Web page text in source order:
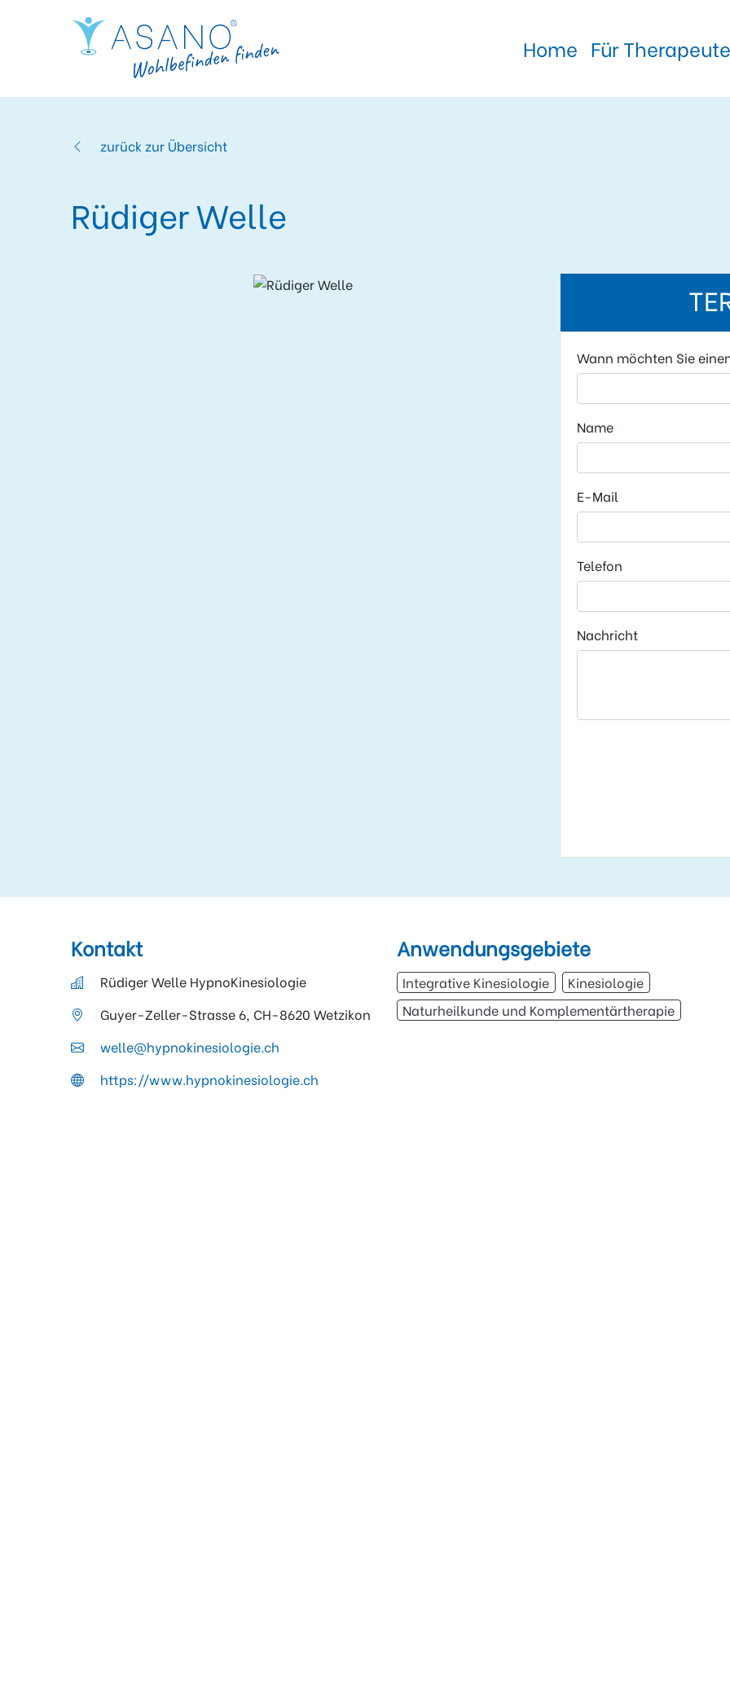
Home Für
zurück zur Übersicht
Rüdiger Welle
Wann möchten Sie
Name
E-Mail
Telefon
Nachricht
Kontakt
Rüdiger Welle HypnoKinesiologie
Guyer-Zeller-Strasse 6, CH-8620 Wetzikon
welle@hypnokinesiologie.ch
https://www.hypnokinesiologie.ch
Anwendungsgebiete
Integrative Kinesiologie
Kinesiologie
Naturheilkunde und Komplementärtherapie